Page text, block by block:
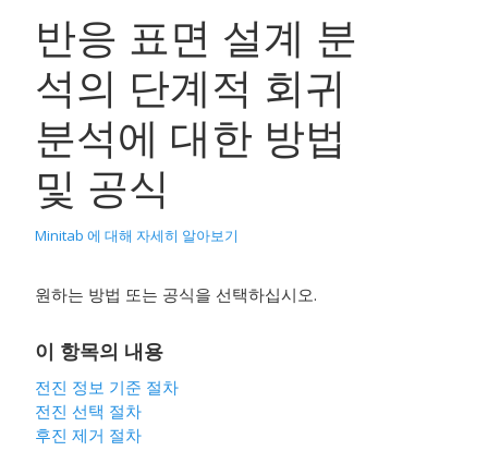
반응 표면 설계 분
석의 단계적 회귀
분석에 대한 방법
및 공식
Minitab 에 대해 자세히 알아보기
원하는 방법 또는 공식을 선택하십시오.
이 항목의 내용
전진 정보 기준 절차
전진 선택 절차
후진 제거 절차